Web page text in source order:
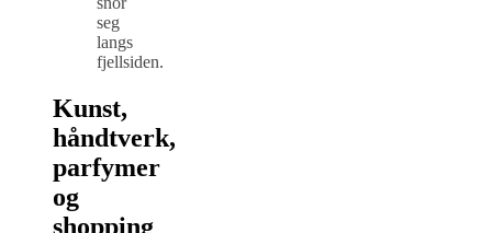
seg
langs
fjellsiden.
Kunst,
håndtverk,
parfymer
og
shopping